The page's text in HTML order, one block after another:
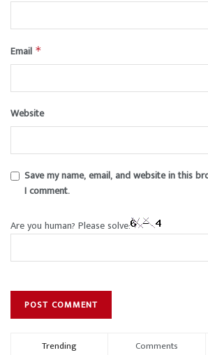
Email *
Website
Save my name, email, and website in this
I comment.
Are you human? Please solve:
Trending Comments